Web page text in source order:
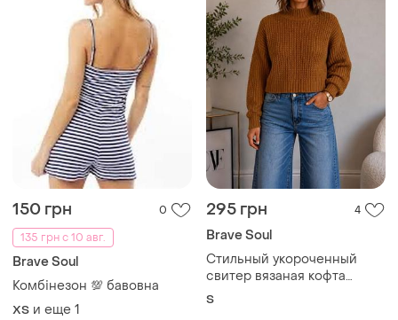
150 грн
0
135 грн с 10 авг.
Brave Soul
Комбінезон 💯 бавовна
ХS и еще 1
295 грн 4
Brave Soul
Стильный укороченный
свитер вязаная кофта
размер s
S